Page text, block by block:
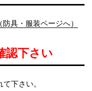
具・服装ページへ）
認下さい
下さい。